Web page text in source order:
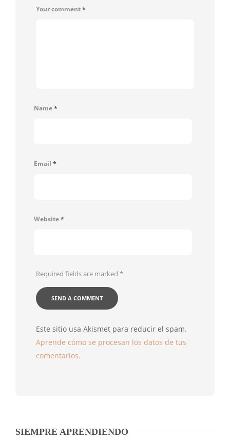
Your comment*
Name*
Email *
Website*
Required fields are marked *
Este sitio usa Akismet para reducir el spam.
Aprende cómo se procesan los datos de tus
comentarios.
SIEMPRE APRENDIENDO